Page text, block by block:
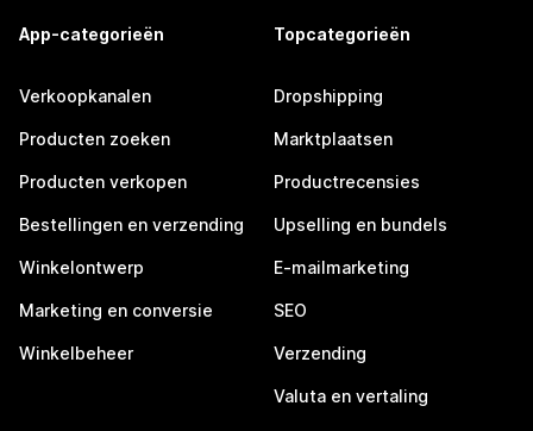
App-categorieën
Verkoopkanalen
Producten zoeken
Producten verkopen
Bestellingen en verzending
Winkelontwerp
Marketing en conversie
Winkelbeheer
Topcategorieën
Dropshipping
Marktplaatsen
Productrecensies
Upselling en bundels
E-mailmarketing
SEO
Verzending
Valuta en vertaling